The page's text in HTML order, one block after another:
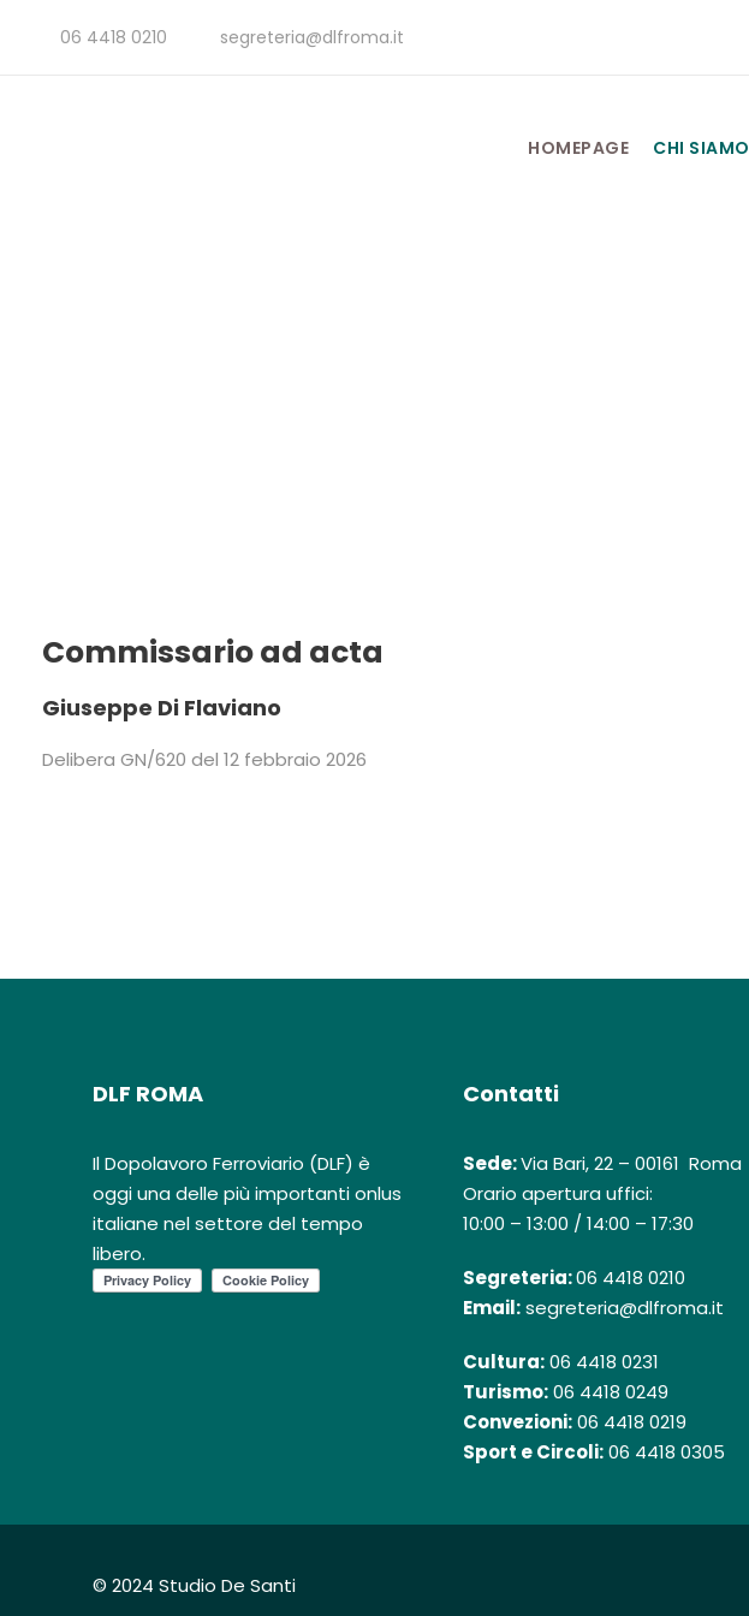
06 4418 0210 segreteria@dlfroma.it
HOMEPAGE CHI SIAMO
Commissario ad acta
Giuseppe Di Flaviano
Delibera GN/620 del 12 febbraio 2026
DLF ROMA
Il Dopolavoro Ferroviario (DLF) è
oggi una delle più importanti onlus
italiane nel settore del tempo
libero.
Contatti
Sede:Via Bari, 22 – 00161 Roma
Orario apertura uffici:
10:00 – 13:00 / 14:00 – 17:30
Segreteria:06 4418 0210
Email:segreteria@dlfroma.it
Cultura:06 4418 0231
Turismo:06 4418 0249
Convezioni:06 4418 0219
Sport e Circoli:06 4418 0305
© 2024 Studio De Santi